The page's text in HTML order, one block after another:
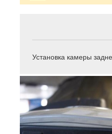
Установка камеры